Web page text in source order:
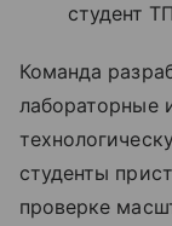
студент
Команда
лабораторные
студенты
проверке